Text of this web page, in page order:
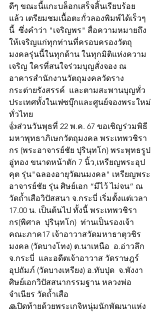
ดีๆ ขณะนี้แกะบล็อกเสร็จสิ้นเรียบร้อย
แล้ว เตรียมชมเนื้อตะกั่วลองพิมพ์ได้เร็วๆ
นี้  ซึ่งคำว่า "เจริญพร" สื่อความหมายถึง
ให้เจริญแก่ทุกท่านที่ครอบครองวัตถุ
มงคลรุ่นนี้ในทุกด้าน ในทุกมิติแห่งความ
เจริญ ใครที่สนใจร่วมบุญสั่งจอง ณ
อาคารสำนักงานวัตถุมงคลวัดราง
กระต่ายรังสรรค์  และตามสะพานบุญทั่ว
ประเทศทั้งในเฟซบุ๊กและศูนย์จองพระใหม่
ทั่วไทย
👍ส่วนวันพุธที่ 22 พ.ค. 67 ขอเชิญร่วมพิธี
มหาพุทธาภิเษกวัตถุมงคล พระเทพวชิรา
กร (พระอาจารย์ชัย ปุรินฺทโก) พระพุทธรูป
อู่ทอง ขนาดหน้าตัก 7 นิ้ว,เหรียญพระอุป
คุต รุ่น"ฉลองอายุวัฒนมงคล" เหรียญพระ
อาจารย์ชัย รุ่น ศิษย์เอก “มีไว้ ไม่จน” ณ
วัดถ้ำเสือวิปัสสนา จ.กระบี่ เริ่มตั้งแต่เวลา
17.00 น. เป็นต้นไป ทั้งนี้ พระเทพวชิรา
กร(พิศาล  ปุรินฺทโก)  ท่านเป็นรองเจ้า
คณะภาค17 เจ้าอาวาสวัดมหาธาตุวชิร
มงคล (วัดบางโทง) ต.นาเหนือ  อ.อ่าวลึก
จ.กระบี่  และอดีตเจ้าอาวาส วัดราษฎร์
อุปถัมภ์ (วัดบางเหรียง) อ.ทับปุด  จ.พังงา
ศิษย์เอกวิปัสสนากรรมฐาน หลวงพ่อ
จำเนียร วัดถ้ำเสือ
🙏ปิดท้ายด้วยพระเกจิหนุ่มนักพัฒนาแห่ง